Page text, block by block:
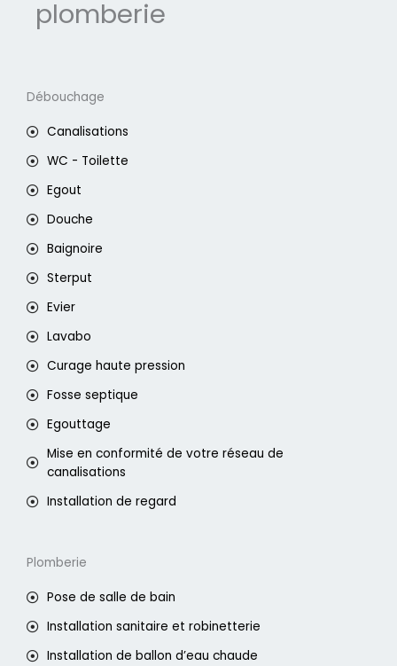
plomberie
Débouchage
Canalisations
WC - Toilette
Egout
Douche
Baignoire
Sterput
Evier
Lavabo
Curage haute pression
Fosse septique
Egouttage
Mise en conformité de votre réseau de
canalisations
Installation de regard
Plomberie
Pose de salle de bain
Installation sanitaire et robinetterie
Installation de ballon d’eau chaude